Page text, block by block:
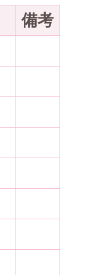
備考